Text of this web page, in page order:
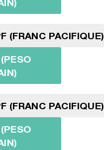
(FRANC PACIFIQUE)
(FRANC PACIFIQUE)